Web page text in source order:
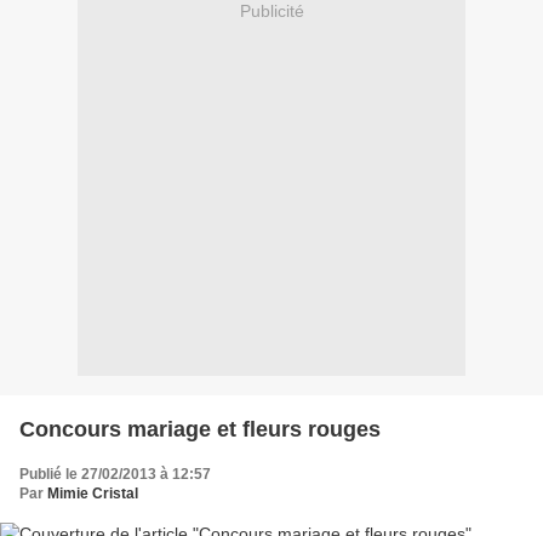
Publicité
Concours mariage et fleurs rouges
Publié le 27/02/2013 à 12:57
Par Mimie Cristal